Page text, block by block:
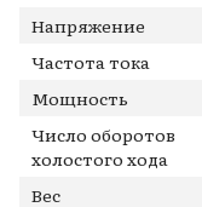
Напряжение
Частота тока
Мощность
Число оборотов
холостого хода
Вес